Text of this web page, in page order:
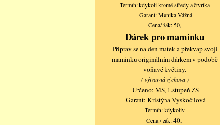
Termín: kdykoli kromě středy a čtvrtka
Garant: Monika Vážná
Cena/ žák: 50,-
Dárek pro maminku
Připrav se na den matek a překvap svoji
maminku originálním dárkem v podobě
voňavé květiny.
( výtvarná výchova )
Určeno: MŠ, 1.stupeň ZŠ
Garant: Kristýna Vyskočilová
Termín: kdykoliv
Cena / žák: 40,-